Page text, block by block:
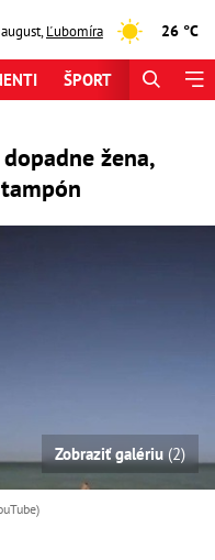
,Ľubomíra 26 °C
ŠPORT
žena,
Zobraziť galériu(2)